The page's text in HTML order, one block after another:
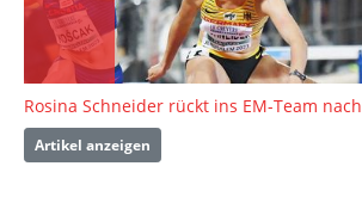
Rosina Schneider rückt ins EM-Team nach
Artikel anzeigen